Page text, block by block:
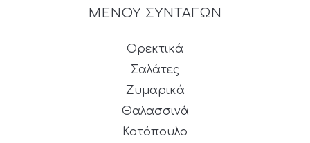
ΜΕΝΟΥ ΣΥΝΤΑΓΩΝ
Ορεκτικά
Σαλάτες
Ζυμαρικά
Θαλασσινά
Κοτόπουλο